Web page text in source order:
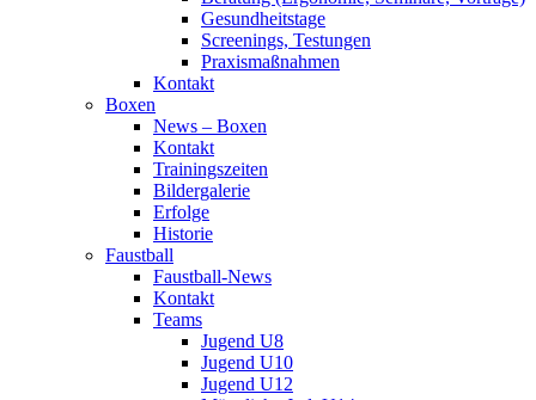
Gesundheitstage
Screenings, Testungen
Praxismaßnahmen
Kontakt
Boxen
News – Boxen
Kontakt
Trainingszeiten
Bildergalerie
Erfolge
Historie
Faustball
Faustball-News
Kontakt
Teams
Jugend U8
Jugend U10
Jugend U12